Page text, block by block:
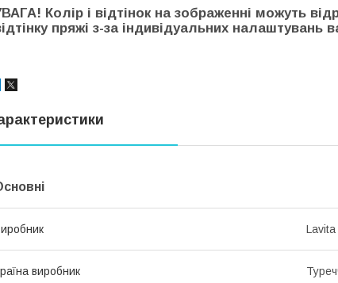
Колір і відтінок на зображенні можуть
пряжі з-за індивідуальних налаштувань
Lavita
виробник